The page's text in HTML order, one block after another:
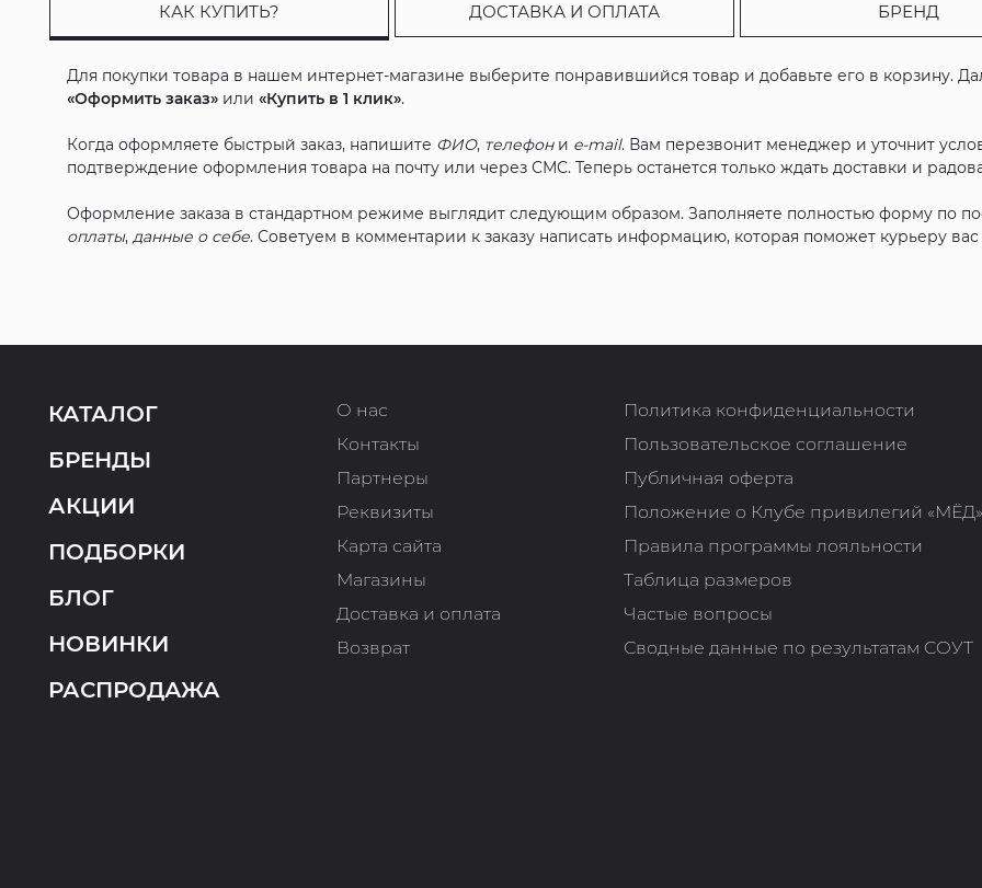
КАК КУПИТЬ? ДОСТАВКА И ОПЛАТА БРЕНД
Для покупки товара в нашем интернет-магазине выберите понравившийся товар и добавьте его в корзину.
«Оформить заказ» или«Купить в 1 клик».
Когда оформляете быстрый заказ, напишите ФИО, телефони e-mail. Вам перезвонит менеджер и уточнит
подтверждение оформления товара на почту или через СМС. Теперь останется только ждать доставки и
Оформление заказа в стандартном режиме выглядит следующим образом. Заполняете полностью форму по
оплаты,данные о себе. Советуем в комментарии к заказу написать информацию, которая поможет курьеру
КАТАЛОГ
БРЕНДЫ
АКЦИИ
ПОДБОРКИ
БЛОГ
НОВИНКИ
РАСПРОДАЖА
О нас
Контакты
Партнеры
Реквизиты
Карта сайта
Магазины
Доставка и оплата
Возврат
Политика конфиденциальности
Пользовательское соглашение
Публичная оферта
Положение о Клубе привилегий
Правила программы лояльности
Таблица размеров
Частые вопросы
Сводные данные по результатам СОУТ